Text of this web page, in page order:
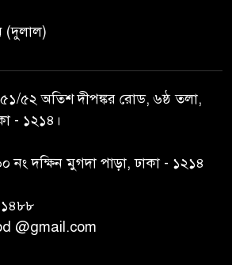
মাঝে ১৩ লক্ষ ১৫ হাজার টাকা
বান্দরবানে বন্যায় ক্ষতিগ্রস্তদের
দক্ষিণ চট্টগ্রামের এক অসহায় ও
(দুলাল)
৫১/৫২ অতিশ দীপঙ্কর রোড, ৬ষ্ঠ তলা,
- ১২১৪।
নং দক্ষিন মুগদা পাড়া, ঢাকা - ১২১৪
@gmail.com